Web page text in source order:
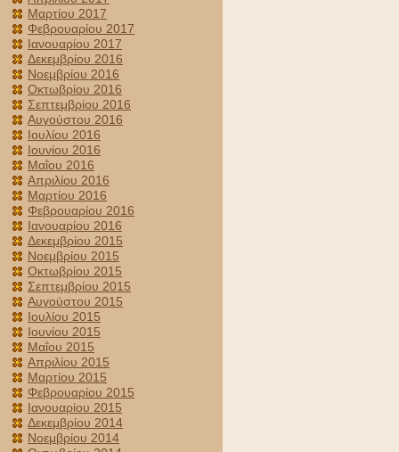
Μαρτίου 2017
Φεβρουαρίου 2017
Ιανουαρίου 2017
Δεκεμβρίου 2016
Νοεμβρίου 2016
Οκτωβρίου 2016
Σεπτεμβρίου 2016
Αυγούστου 2016
Ιουλίου 2016
Ιουνίου 2016
Μαΐου 2016
Απριλίου 2016
Μαρτίου 2016
Φεβρουαρίου 2016
Ιανουαρίου 2016
Δεκεμβρίου 2015
Νοεμβρίου 2015
Οκτωβρίου 2015
Σεπτεμβρίου 2015
Αυγούστου 2015
Ιουλίου 2015
Ιουνίου 2015
Μαΐου 2015
Απριλίου 2015
Μαρτίου 2015
Φεβρουαρίου 2015
Ιανουαρίου 2015
Δεκεμβρίου 2014
Νοεμβρίου 2014